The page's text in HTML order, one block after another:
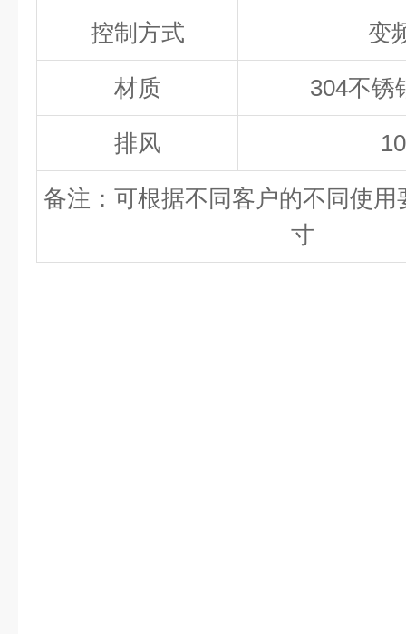
控制方式 变
材质 304不锈
排风
备注：可根据不同客户的不同使用
寸